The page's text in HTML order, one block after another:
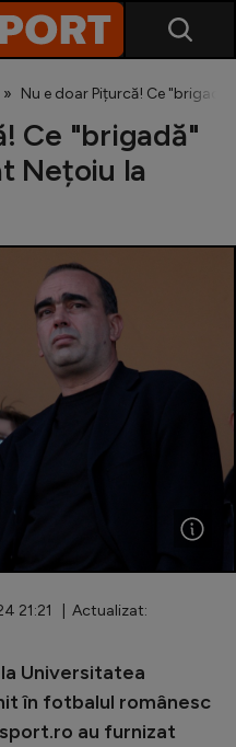
Nu e doar Pițurcă! Ce
Ce "brigadă"
Nețoiu la
21:21 | Actualizat:
Universitatea
în fotbalul românesc
au furnizat